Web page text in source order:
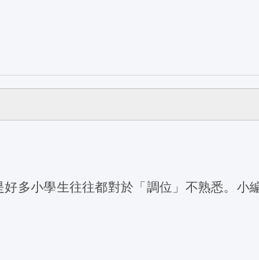
多小學生往往都對於「調位」不熟悉。小